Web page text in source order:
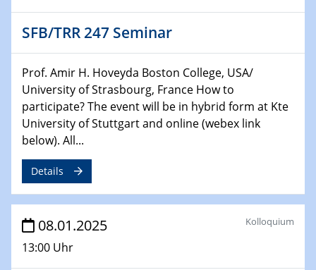
Physikalisches Kolloquium
Decoding mRNA translation: Computational and
29.01.2025
GDCh Kolloquium
The Cation Shuffle
30.01.2025
WIN & CENIDE Seminar Series on 2D-
MATURE
30.01.2025
Talk Prof. Erwin Reisner
SFB/TRR 247 Seminar
Prof. Amir H. Hoveyda Boston College, USA/
University of Strasbourg, France How to
participate? The event will be in hybrid form at Kte
University of Stuttgart and online (webex link
below). All...
Details
08.01.2025
13:00 Uhr
Kolloquium